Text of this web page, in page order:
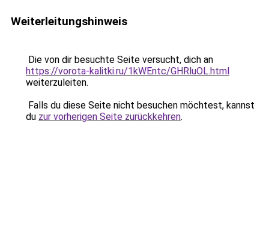
Weiterleitungshinweis
Die von dir besuchte Seite versucht, dich an
https://vorota-kalitki.ru/1kWEntc/GHRluOL.html
weiterzuleiten.
Falls du diese Seite nicht besuchen möchtest, kannst
du zur vorherigen Seite zurückkehren.